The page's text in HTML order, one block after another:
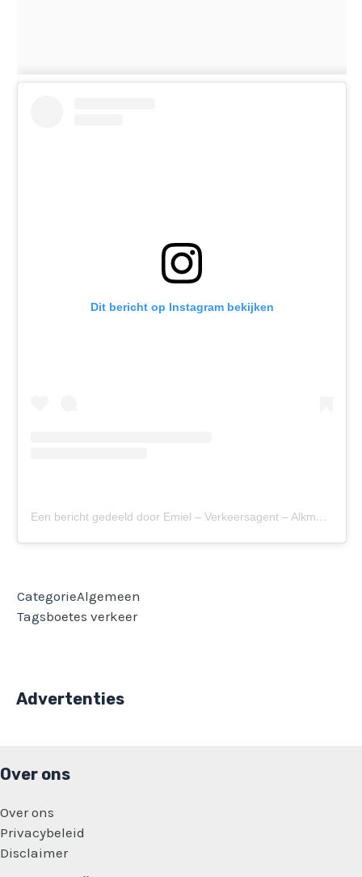
Dit bericht op Instagram bekijken
Een bericht gedeeld door Emiel – Verkeersagent – Alkmaar (@verkeersagent_alkmaar)
CategorieAlgemeen
Tagsboetes verkeer
Advertenties
Over ons
Over ons
Privacybeleid
Disclaimer